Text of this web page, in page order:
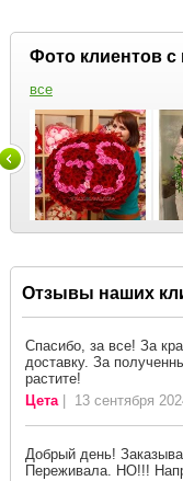
Фото клиентов
все
Отзывы наших
Спасибо, за все! За
доставку. За
растите!
Цета| 13 сентября
Добрый день!
Переживала. НО!!!